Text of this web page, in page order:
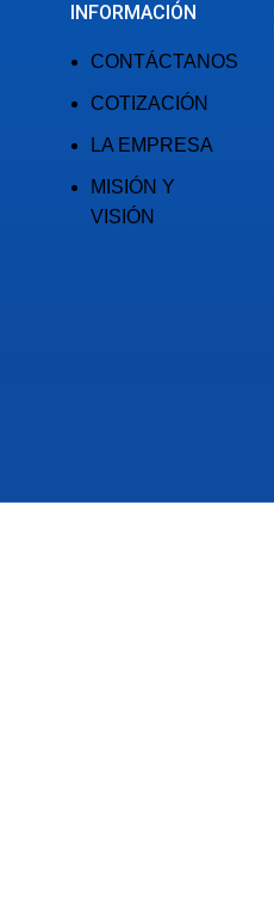
INFORMACIÓN
CONTÁCTANOS
COTIZACIÓN
LA EMPRESA
MISIÓN Y
VISIÓN